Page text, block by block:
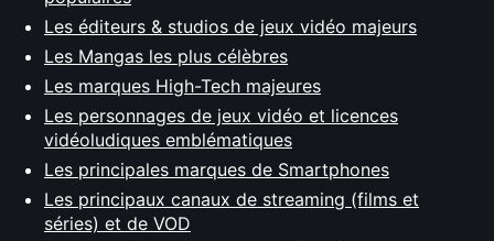
Les éditeurs & studios de jeux vidéo majeurs
Les Mangas les plus célèbres
Les marques High-Tech majeures
Les personnages de jeux vidéo et licences
vidéoludiques emblématiques
Les principales marques de Smartphones
Les principaux canaux de streaming (films et
séries) et de VOD